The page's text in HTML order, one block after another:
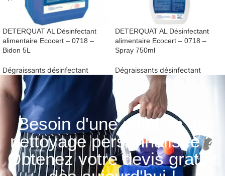
DETERQUAT AL Désinfectant
alimentaire Ecocert – 0718 –
Bidon 5L
Dégraissants désinfectant
DETERQUAT AL Désinfectant
alimentaire Ecocert – 0718 –
Spray 750ml
Dégraissants désinfectant
Besoin d'une solution de
nettoyage personnalisée ?
Obtenez votre devis gratuit